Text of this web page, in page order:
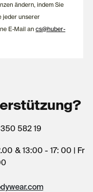
ändern, indem Sie
jeder unserer
E-Mail ancs@huber-
582 19
& 13:00 - 17: 00 | Fr